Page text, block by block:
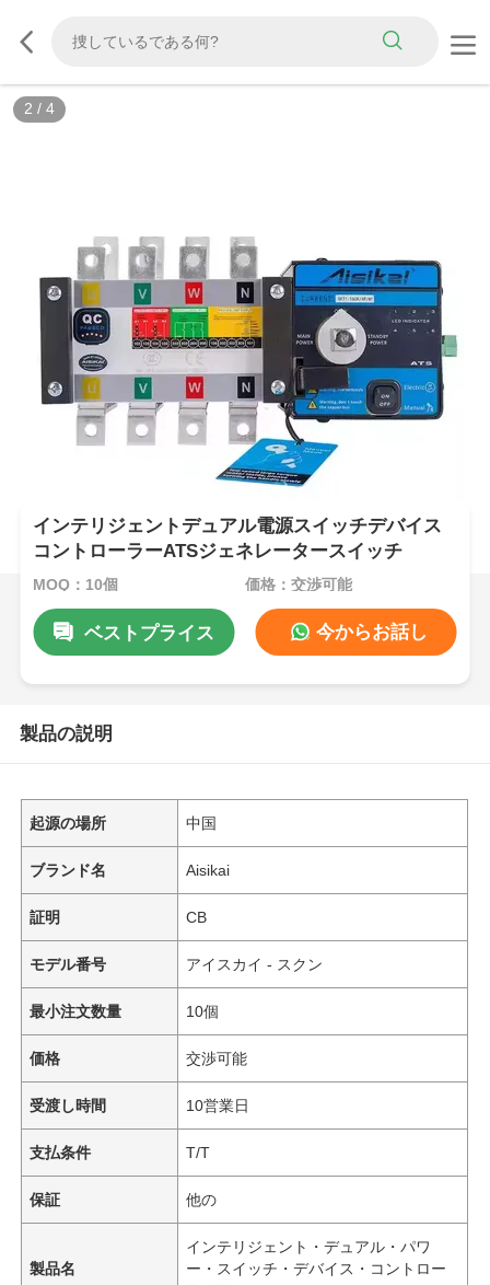
2 / 4
インテリジェントデュアル電源スイッチデバイス
コントローラーATSジェネレータースイッチ
MOQ：10個 価格：交渉可能
ベストプライス 今からお話し
製品の説明
起源の場所 中国
ブランド名 Aisikai
証明 CB
モデル番号 アイスカイ - スクン
最小注文数量 10個
価格 交渉可能
受渡し時間 10営業日
支払条件 T/T
保証 他の
製品名
インテリジェント・デュアル・パワ
ー・スイッチ・デバイス・コントロー